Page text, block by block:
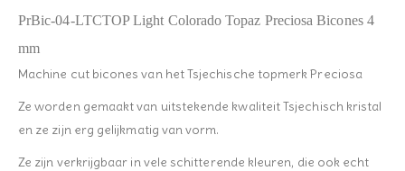
PrBic-04-LTCTOP Light Colorado Topaz Preciosa Bicones 4
mm
Machine cut bicones van het Tsjechische topmerk Preciosa
Ze worden gemaakt van uitstekende kwaliteit Tsjechisch kristal
en ze zijn erg gelijkmatig van vorm.
Ze zijn verkrijgbaar in vele schitterende kleuren, die ook echt